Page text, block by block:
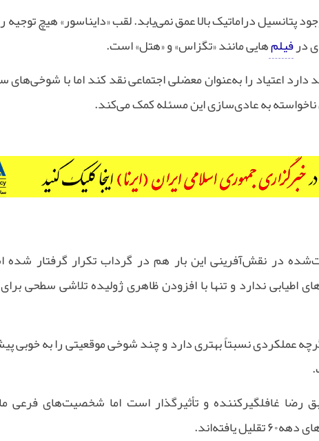
دراماتیک بالا عمق نمی‌یابد. لقب «دایناسور» هیچ توجیه
درفیلم‌هایی مانند «تگزاس» و «هتل» است.
اعتیاد را به‌عنوان معضلی اجتماعی نقد کند اما با
به عادی‌سازی این مسئله کمک می‌کند.
در نقش‌آفرینی این بار هم در گرداب تکرار گرفتار شده
ندارد و تنها با افزودن ظاهری ژولیده تلاشی سطحی
عملکردی نسبتاً بهتری دارد و چند شوخی موقعیتی را به خوبی
.
غافلگیرکننده و تأثیرگذار است اما شخصیت‌های فرعی
دهه‌۶۰تقلیل یافته‌اند.